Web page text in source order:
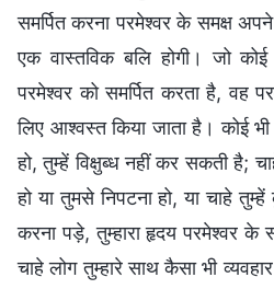
समर्पित करना परमेश्वर के समक्ष
एक वास्तविक बलि होगी। जो
परमेश्वर को समर्पित करता है, वह
लिए आश्वस्त किया जाता है। कोई
हो, तुम्हें विक्षुब्ध नहीं कर सकती है;
हो या तुमसे निपटना हो, या चाहे
करना पड़े, तुम्हारा हृदय परमेश्वर के
चाहे लोग तुम्हारे साथ कैसा भी